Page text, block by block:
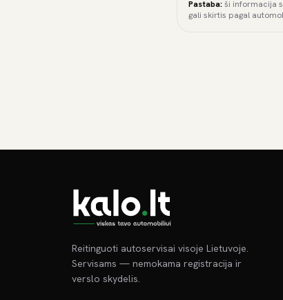
Pastaba:ši informacija
gali skirtis pagal
Reitinguoti autoservisai visoje Lietuvoje.
Servisams — nemokama registracija ir
verslo skydelis.